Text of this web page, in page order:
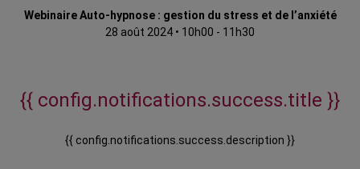
Webinaire Auto-hypnose : gestion du stress et de l’anxiété
28 août 2024 • 10h00 - 11h30
{{ config.notifications.success.title }}
{{ config.notifications.success.description }}